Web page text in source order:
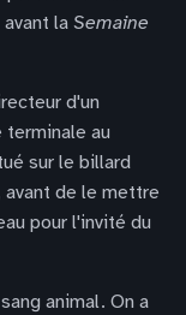
la Semaine
d'un
au
sur le billard
avant de le mettre
pour l'invité du
animal. On a